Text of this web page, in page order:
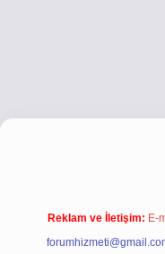
betci girişbetci
Reklam ve İletişim: E-